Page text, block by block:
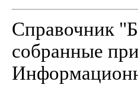
Справочник
собранные